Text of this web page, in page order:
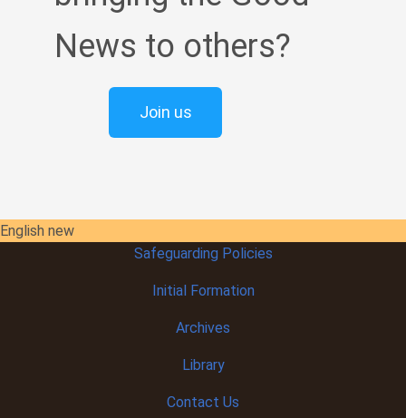
News to others?
Join us
English new
Safeguarding Policies
InitialFormation
Archives
Library
Contact Us